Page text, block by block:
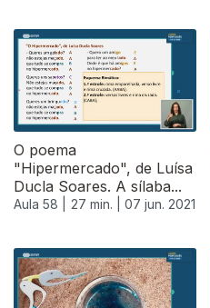
O poema
"Hipermercado", de Luísa
Ducla Soares. A sílaba...
Aula 58 | 27 min. | 07 jun. 2021
550102